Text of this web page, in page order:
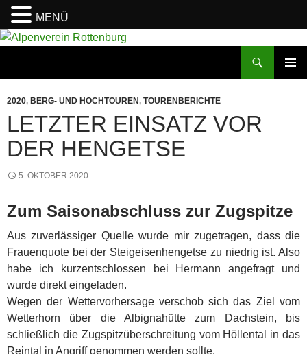
Zum
2020, BERG- UND HOCHTOUREN, TOURENBERICHTE
LETZTER EINSATZ VOR
DER HENGETSE
5. OKTOBER 2020
Zum Saisonabschluss zur Zugspitze
Aus zuverlässiger Quelle wurde mir zugetragen, dass die
Frauenquote bei der Steigeisenhengetse zu niedrig ist. Also
habe ich kurzentschlossen bei Hermann angefragt und
wurde direkt eingeladen.
Wegen der Wettervorhersage verschob sich das Ziel vom
Wetterhorn über die Albignahütte zum Dachstein, bis
schließlich die Zugspitzüberschreitung vom Höllental in das
Reintal in Angriff genommen werden sollte.
MENÜ